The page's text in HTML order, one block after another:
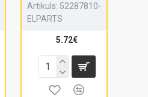
Artikuls: 52287810-
ELPARTS
5.72€